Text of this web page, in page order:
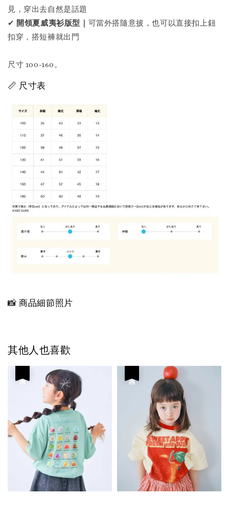
見，穿出去自然是話題
✔ 開領夏威夷衫版型｜ 可當外搭隨意披，也可以直接扣上鈕
扣穿，搭短褲就出門
尺寸 100-160。
📏 尺寸表
📸 商品細節照片
其他人也喜歡